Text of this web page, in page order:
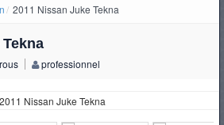
2011 Nissan Juke Tekna
professionnel